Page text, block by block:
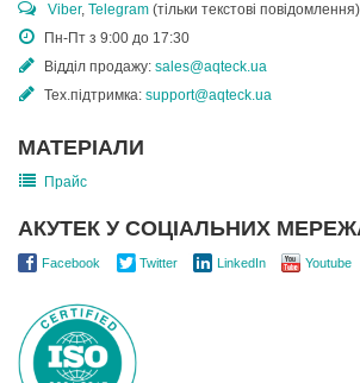
Viber, Telegram (тільки текстові повідомлення)
Пн-Пт з 9:00 до 17:30
Відділ продажу: sales@aqteck.ua
Тех.підтримка: support@aqteck.ua
МАТЕРІАЛИ
Прайс
АКУТЕК У СОЦІАЛЬНИХ
Facebook Twitter LinkedIn Youtube